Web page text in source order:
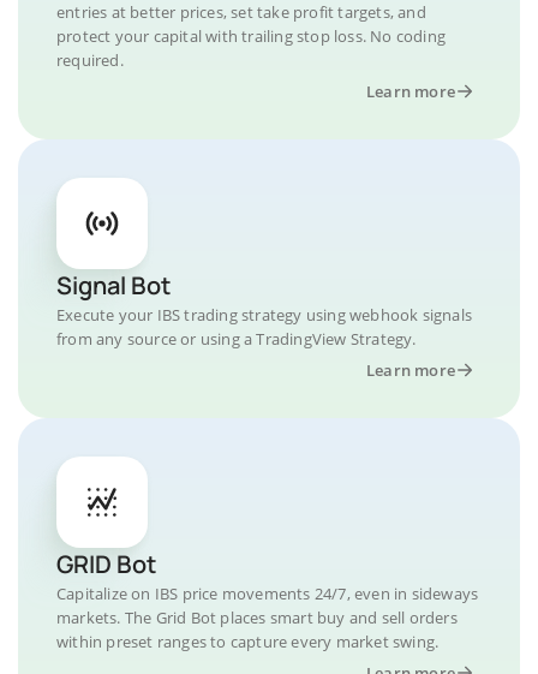
entries at better prices, set take profit targets, and
protect your capital with trailing stop loss. No coding
required.
Learn more
Signal Bot
Execute your IBS trading strategy using webhook signals
from any source or using a TradingView Strategy.
Learn more
GRID Bot
Capitalize on IBS price movements 24/7, even in sideways
markets. The Grid Bot places smart buy and sell orders
within preset ranges to capture every market swing.